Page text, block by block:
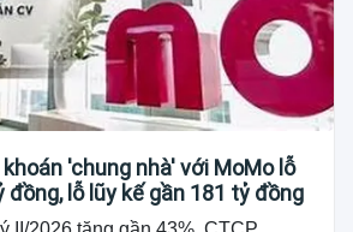
'chung nhà' với MoMo lỗ
đồng, lỗ lũy kế gần 181 tỷ đồng